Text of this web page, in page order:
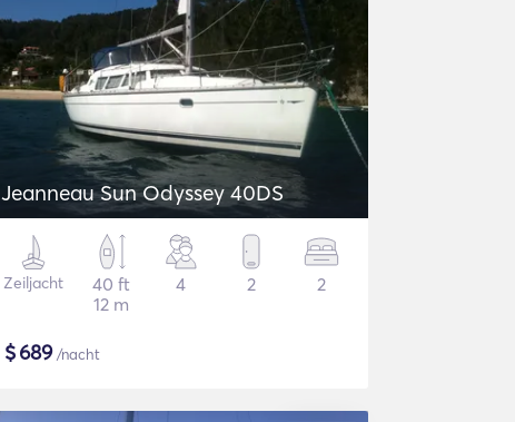
Jeanneau Sun Odyssey 40DS
Zeiljacht
40 ft
12 m
4 2 2
$689/nacht